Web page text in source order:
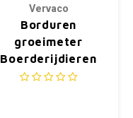
Vervaco
Borduren
groeimeter
Boerderijdieren
0144082